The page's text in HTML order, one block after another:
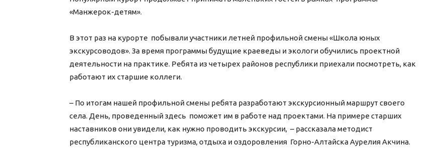
«Манжерок-детям».
В этот раз на курорте побывали участники летней профильной смены «Школа юных
экскурсоводов». За время программы будущие краеведы и экологи обучились проектной
деятельности на практике. Ребята из четырех районов республики приехали посмотреть, как
работают их старшие коллеги.
– По итогам нашей профильной смены ребята разработают экскурсионный маршрут своего
села. День, проведенный здесь поможет им в работе над проектами. На примере старших
наставников они увидели, как нужно проводить экскурсии, – рассказала методист
республиканского центра туризма, отдыха и оздоровления Горно-Алтайска Аурелия Акчина.